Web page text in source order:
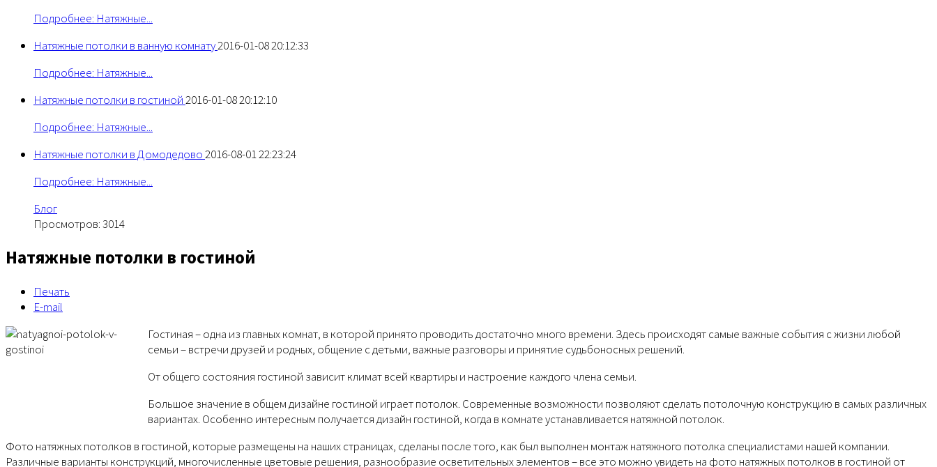
Подробнее: Натяжные...
Натяжные потолки в ванную комнату2016-01-08 20:12:33
Подробнее: Натяжные...
Натяжные потолки в гостиной2016-01-08 20:12:10
Подробнее: Натяжные...
Натяжные потолки в Домодедово2016-08-01 22:23:24
Подробнее: Натяжные...
Блог
Просмотров: 3014
Натяжные потолки в гостиной
Печать
E-mail
Гостиная – одна из главных комнат, в которой принято проводить достаточно много времени. Здесь происходят самые важные события с жизни любой
семьи – встречи друзей и родных, общение с детьми, важные разговоры и принятие судьбоносных решений.
От общего состояния гостиной зависит климат всей квартиры и настроение каждого члена семьи.
Большое значение в общем дизайне гостиной играет потолок. Современные возможности позволяют сделать потолочную конструкцию в самых различных
вариантах. Особенно интересным получается дизайн гостиной, когда в комнате устанавливается натяжной потолок.
Фото натяжных потолков в гостиной, которые размещены на наших страницах, сделаны после того, как был выполнен монтаж натяжного потолка специалистами нашей компании.
Различные варианты конструкций, многочисленные цветовые решения, разнообразие осветительных элементов – все это можно увидеть на фото натяжных потолков в гостиной от